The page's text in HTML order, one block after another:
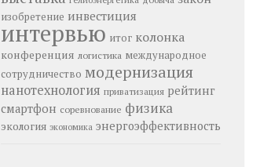
изобретение инвестиция
интервью итог колонка
конференция логистика международное
сотрудничество модернизация
нанотехнология приватизация рейтинг
смартфон соревнование физика
экология экономика энергоэффективность